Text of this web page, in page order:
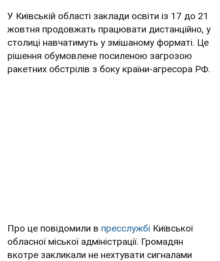
У Київській області заклади освіти із 17 до 21
жовтня продовжать працювати дистанційно, у
столиці навчатимуть у змішаному форматі. Це
рішення обумовлене посиленою загрозою
ракетних обстрілів з боку країни-агресора РФ.
Про це повідомили в пресслужбі Київської
обласної міської адміністрації. Громадян
вкотре закликали не нехтувати сигналами